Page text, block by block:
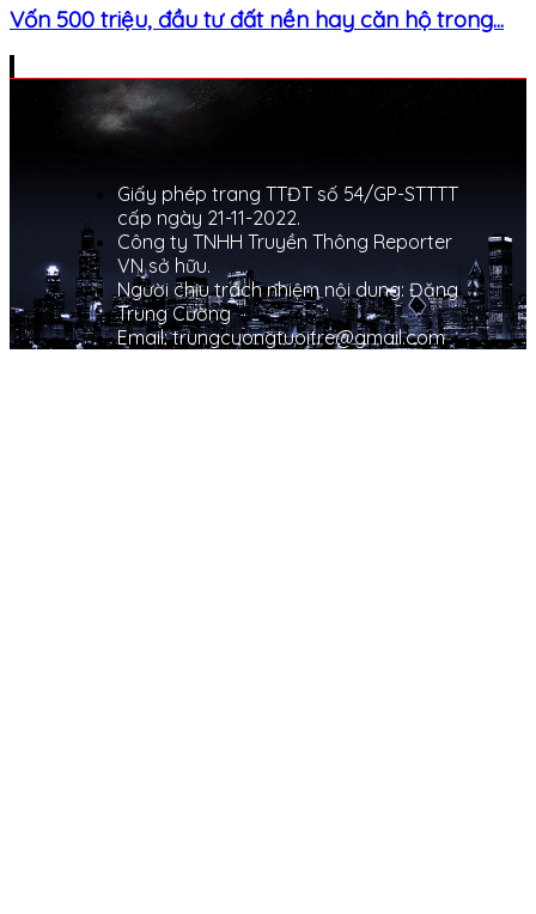
Vốn 500 triệu, đầu tư đất nền hay căn hộ trong...
Giấy phép trang TTĐT số 54/GP-STTTT
cấp ngày 21-11-2022.
Công ty TNHH Truyền Thông Reporter
VN sở hữu.
Người chịu trách nhiệm nội dung: Đặng
Trung Cường
Email: trungcuongtuoitre@gmail.com